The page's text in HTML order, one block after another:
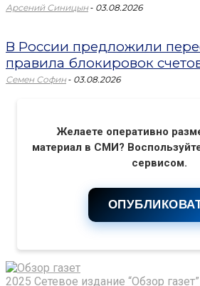
Арсений Синицын - 03.08.2026
В России предложили
правила блокировок
Семен Софин - 03.08.2026
Желаете оперативно
материал в СМИ?
сервисом.
2025 Сетевое издание “Обзор